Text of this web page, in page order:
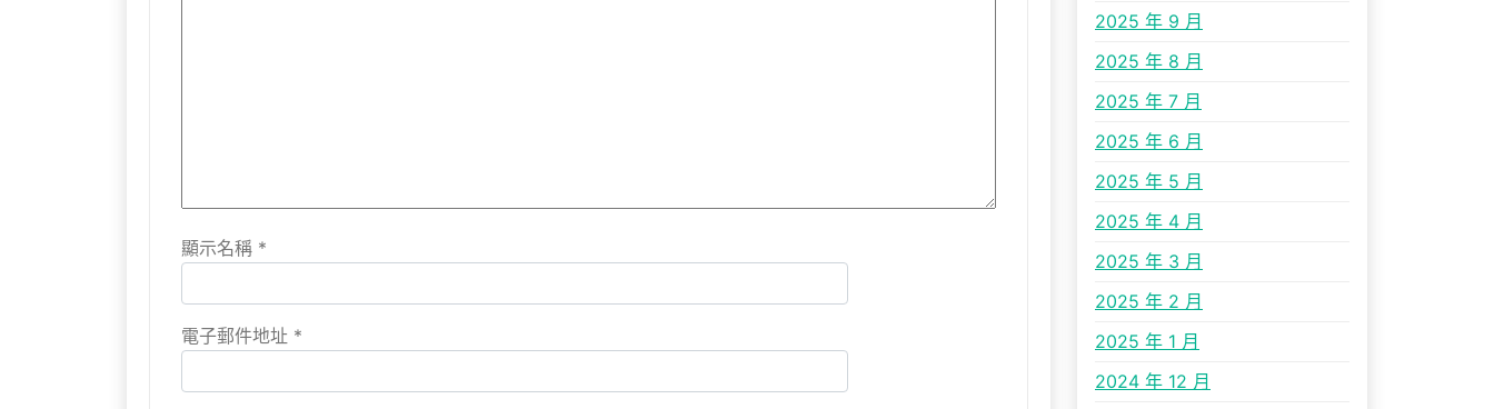
顯示名稱 *
電子郵件地址 *
2025 年 9 月
2025 年 8 月
2025 年 7 月
2025 年 6 月
2025 年 5 月
2025 年 4 月
2025 年 3 月
2025 年 2 月
2025 年 1 月
2024 年 12 月